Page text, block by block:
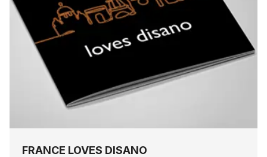
FRANCE LOVES DISANO